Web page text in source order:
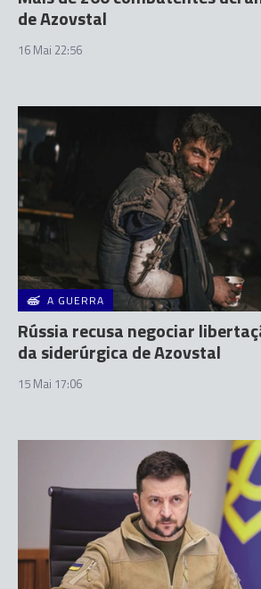
de Azovstal
16 Mai 22:56
A GUERRA
Rússia recusa negociar
da siderúrgica de Azovstal
15 Mai 17:06